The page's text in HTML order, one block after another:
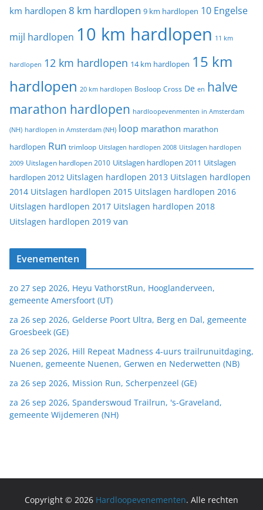
km hardlopen 8 km hardlopen 9 km hardlopen 10 Engelse
mijl hardlopen 10 km hardlopen 11 km
hardlopen 12 km hardlopen 14 km hardlopen 15 km
hardlopen 20 km hardlopen Bosloop Cross De en halve
marathon hardlopen hardloopevenmenten in Amsterdam
(NH) hardlopen in Amsterdam (NH) loop marathon marathon
hardlopen Run trimloop Uitslagen hardlopen 2008 Uitslagen hardlopen
2009 Uitslagen hardlopen 2010 Uitslagen hardlopen 2011 Uitslagen
hardlopen 2012 Uitslagen hardlopen 2013 Uitslagen hardlopen
2014 Uitslagen hardlopen 2015 Uitslagen hardlopen 2016
Uitslagen hardlopen 2017 Uitslagen hardlopen 2018
Uitslagen hardlopen 2019 van
Evenementen
zo 27 sep 2026, Heyu VathorstRun, Hooglanderveen,
gemeente Amersfoort (UT)
za 26 sep 2026, Gelderse Poort Ultra, Berg en Dal, gemeente
Groesbeek (GE)
za 26 sep 2026, Hill Repeat Madness 4-uurs trailrunuitdaging,
Nuenen, gemeente Nuenen, Gerwen en Nederwetten (NB)
za 26 sep 2026, Mission Run, Scherpenzeel (GE)
za 26 sep 2026, Spanderswoud Trailrun, 's-Graveland,
gemeente Wijdemeren (NH)
Copyright © 2026 Hardloopevenementen. Alle rechten